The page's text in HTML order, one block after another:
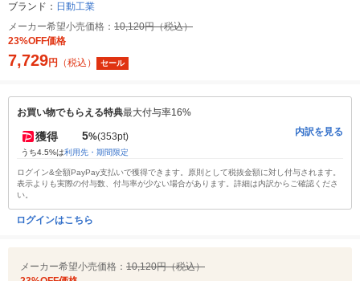
ブランド： 日動工業
メーカー希望小売価格： 10,120円（税込）
23%OFF価格
7,729円 （税込） セール
お買い物でもらえる特典最大付与率16%
獲得 5%(353pt)
うち4.5%は利用先・期間限定
内訳を見る
ログイン&全額PayPay支払いで獲得できます。原則として税抜金額に対し付与されます。
表示よりも実際の付与数、付与率が少ない場合があります。詳細は内訳からご確認くださ
い。
ログインはこちら
メーカー希望小売価格： 10,120円（税込）